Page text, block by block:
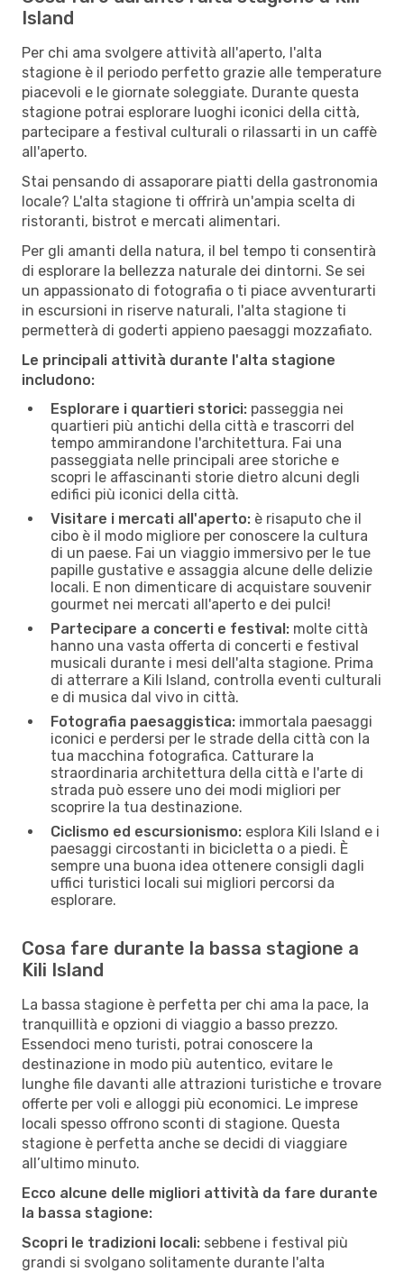
Island
Per chi ama svolgere attività all'aperto, l'alta
stagione è il periodo perfetto grazie alle temperature
piacevoli e le giornate soleggiate. Durante questa
stagione potrai esplorare luoghi iconici della città,
partecipare a festival culturali o rilassarti in un caffè
all'aperto.
Stai pensando di assaporare piatti della gastronomia
locale? L'alta stagione ti offrirà un'ampia scelta di
ristoranti, bistrot e mercati alimentari.
Per gli amanti della natura, il bel tempo ti consentirà
di esplorare la bellezza naturale dei dintorni. Se sei
un appassionato di fotografia o ti piace avventurarti
in escursioni in riserve naturali, l'alta stagione ti
permetterà di goderti appieno paesaggi mozzafiato.
Le principali attività durante l'alta stagione
includono:
Esplorare i quartieri storici: passeggia nei
quartieri più antichi della città e trascorri del
tempo ammirandone l'architettura. Fai una
passeggiata nelle principali aree storiche e
scopri le affascinanti storie dietro alcuni degli
edifici più iconici della città.
Visitare i mercati all'aperto: è risaputo che il
cibo è il modo migliore per conoscere la cultura
di un paese. Fai un viaggio immersivo per le tue
papille gustative e assaggia alcune delle delizie
locali. E non dimenticare di acquistare souvenir
gourmet nei mercati all'aperto e dei pulci!
Partecipare a concerti e festival: molte città
hanno una vasta offerta di concerti e festival
musicali durante i mesi dell'alta stagione. Prima
di atterrare a Kili Island, controlla eventi culturali
e di musica dal vivo in città.
Fotografia paesaggistica: immortala paesaggi
iconici e perdersi per le strade della città con la
tua macchina fotografica. Catturare la
straordinaria architettura della città e l'arte di
strada può essere uno dei modi migliori per
scoprire la tua destinazione.
Ciclismo ed escursionismo: esplora Kili Island e i
paesaggi circostanti in bicicletta o a piedi. È
sempre una buona idea ottenere consigli dagli
uffici turistici locali sui migliori percorsi da
esplorare.
Cosa fare durante la bassa stagione a
Kili Island
La bassa stagione è perfetta per chi ama la pace, la
tranquillità e opzioni di viaggio a basso prezzo.
Essendoci meno turisti, potrai conoscere la
destinazione in modo più autentico, evitare le
lunghe file davanti alle attrazioni turistiche e trovare
offerte per voli e alloggi più economici. Le imprese
locali spesso offrono sconti di stagione. Questa
stagione è perfetta anche se decidi di viaggiare
all’ultimo minuto.
Ecco alcune delle migliori attività da fare durante
la bassa stagione:
Scopri le tradizioni locali: sebbene i festival più
grandi si svolgano solitamente durante l'alta